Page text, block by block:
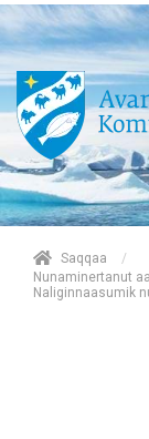
Saqqaa
/
Nunaminertanut
Naliginnaasumik